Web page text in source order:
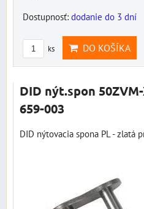
Dostupnosť: dodanie do 3 dní
ks DO KOŠÍKA
DID nýt.spon
659-003
DID nýtovacia spona PL - zlatá